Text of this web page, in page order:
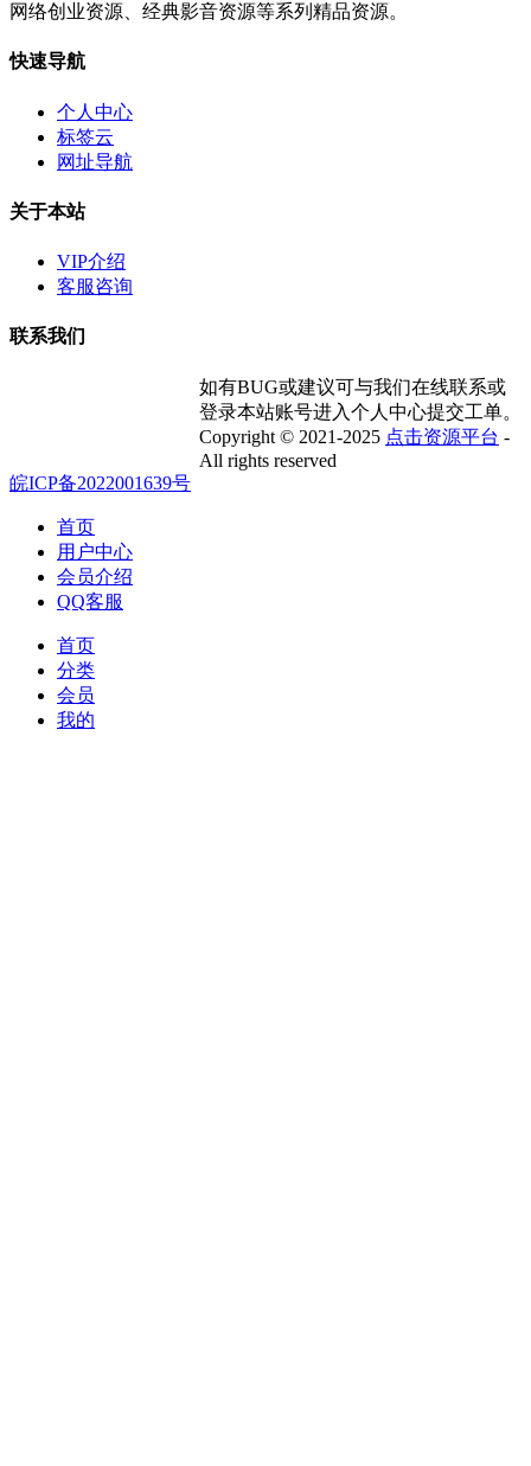
网络创业资源、经典影音资源等系列精品资源。
快速导航
个人中心
标签云
网址导航
关于本站
VIP介绍
客服咨询
联系我们
如有BUG或建议可与我们在线联系或
登录本站账号进入个人中心提交工单。
Copyright © 2021-2025 点击资源平台 -
All rights reserved
皖ICP备2022001639号
首页
用户中心
会员介绍
QQ客服
首页
分类
会员
我的